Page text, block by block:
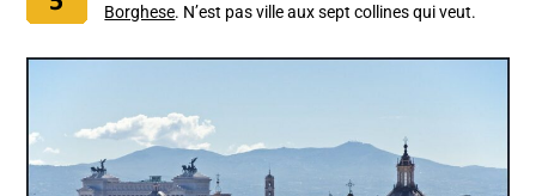
Borghese. N’est pas ville aux sept collines qui veut.